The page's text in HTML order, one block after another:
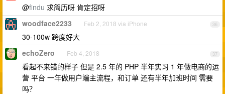
@findu 求简历呀 肯定招呀
36
woodface2233 Feb 2, 2018 via iPhone
30-100w 跨度好大
37
echoZero Feb 4, 2018
看起不来错的样子 但是 2.5 年的 PHP 半年实习 1 年做电商的运
营 平台 一年做用户端主流程，和订单 还有半年加班时间 需要
吗？